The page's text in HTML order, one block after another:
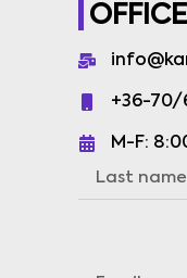
+36-70/
M-F: